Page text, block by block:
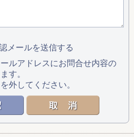
メールを送信する
ルアドレスにお問合せ内容の
す。
外してください。